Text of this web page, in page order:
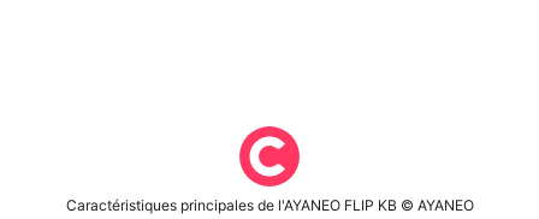
Caractéristiques principales de l'AYANEO FLIP KB © AYANEO